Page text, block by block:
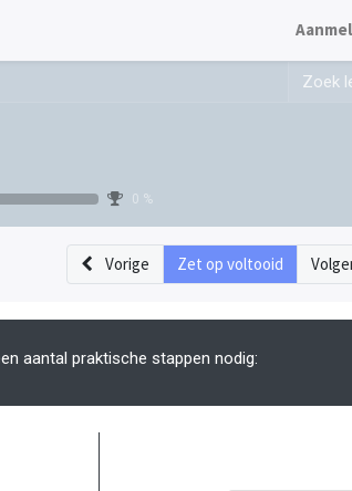
0 %
Vorige Zet op voltooid
aantal praktische stappen nodig: